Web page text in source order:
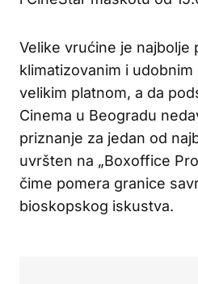
Velike vrućine je najbolje
klimatizovanim i udobnim
velikim platnom, a da
Cinema u Beogradu
priznanje za jedan od
uvršten na „Boxoffice
čime pomera granice
bioskopskog iskustva.